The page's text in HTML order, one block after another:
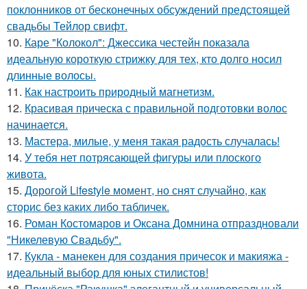
поклонников от бесконечных обсуждений предстоящей
свадьбы Тейлор свифт.
10. Каре "Колокол": Джессика честейн показала
идеальную короткую стрижку для тех, кто долго носил
длинные волосы.
11. Как настроить природный магнетизм.
12. Красивая прическа с правильной подготовки волос
начинается.
13. Мастера, милые, у меня такая радость случалась!
14. У тебя нет потрясающей фигуры или плоского
живота.
15. Дорогой Lifestyle момент, но снят случайно, как
сторис без каких либо табличек.
16. Роман Костомаров и Оксана Домнина отпраздновали
"Никелевую Свадьбу".
17. Кукла - манекен для создания причесок и макияжа -
идеальный выбор для юных стилистов!